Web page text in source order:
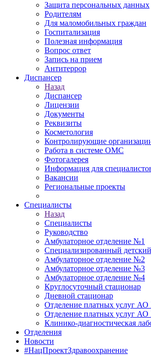
Защита персональных данных
Родителям
Для маломобильных граждан
Госпитализация
Полезная информация
Вопрос ответ
Запись на прием
Антитеррор
Диспансер
Назад
Диспансер
Лицензии
Документы
Реквизиты
Косметология
Контролирующие
Работа в системе ОМС
Фотогалерея
Информация для
Вакансии
Региональные проекты
Специалисты
Назад
Специалисты
Руководство
Амбулаторное отделение №1
Специализированный
Амбулаторное отделение №2
Амбулаторное отделение №3
Амбулаторное отделение №4
Круглосуточный стационар
Дневной стационар
Отделение платных услуг
Отделение платных услуг
Клинико-диагностическая
Отделения
Новости
#НацПроектЗдравоохранение